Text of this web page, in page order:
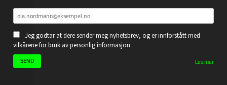
Jeg godtar at dere sender meg nyhetsbrev, og er innforstått med
vilkårene for bruk av personlig informasjon
Les mer